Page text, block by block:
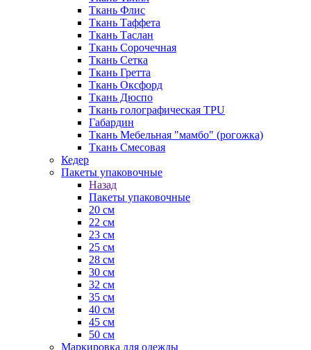
Ткань Флис
Ткань Таффета
Ткань Таслан
Ткань Сорочечная
Ткань Сетка
Ткань Гретта
Ткань Оксфорд
Ткань Дюспо
Ткань голографическая TPU
Габардин
Ткань Мебельная "мамбо" (рогожка)
Ткань Смесовая
Кедер
Пакеты упаковочные
Назад
Пакеты упаковочные
20 см
22 см
23 см
25 см
28 см
30 см
32 см
35 см
40 см
45 см
50 см
Маркировка для одежды